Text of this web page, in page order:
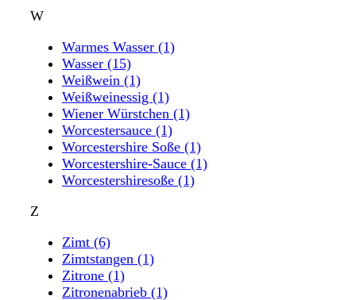
W
Warmes Wasser (1)
Wasser (15)
Weißwein (1)
Weißweinessig (1)
Wiener Würstchen (1)
Worcestersauce (1)
Worcestershire Soße (1)
Worcestershire-Sauce (1)
Worcestershiresoße (1)
Z
Zimt (6)
Zimtstangen (1)
Zitrone (1)
Zitronenabrieb (1)